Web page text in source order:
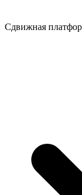
Сдвижная